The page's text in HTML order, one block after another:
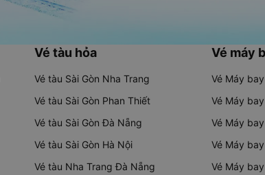
Vé tàu hỏa
Vé tàu Sài Gòn Nha Trang
Vé tàu Sài Gòn Phan Thiết
Vé tàu Sài Gòn Đà Nẵng
Vé tàu Sài Gòn Hà Nội
Vé tàu Nha Trang Đà Nẵng
Vé máy
Vé Máy
Vé Máy
Vé Máy
Vé Máy
Vé Máy